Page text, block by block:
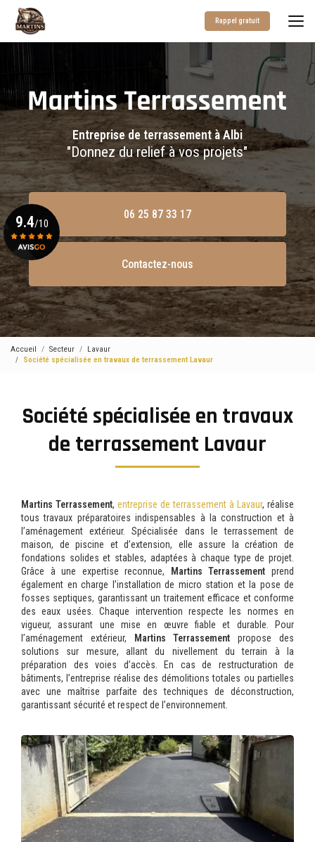
contenu
Rappel gratuit
Entreprise de terrassement à Albi
"Donnez du relief à vos projets"
06 25 87 33 17
Contactez-nous
9.4/10
Voir le certificat
Accueil Secteur
Lavaur
Société spécialisée en travaux de terrassement Lavaur
Société spécialisée en travaux
de terrassement Lavaur
Martins Terrassement, entreprise de terrassement à Lavaur, réalise
tous travaux préparatoires indispensables à la construction et à
l’aménagement extérieur. Spécialisée dans le terrassement de
maison, de piscine et d’extension, elle assure la création de
fondations solides et stables, adaptées à chaque type de projet.
Grâce à une expertise reconnue, Martins Terrassement prend
également en charge l’installation de micro station et la pose de
fosses septiques, garantissant un traitement efficace et conforme
des eaux usées. Chaque intervention respecte les normes en
vigueur, assurant une mise en œuvre fiable et durable. Pour
l’aménagement extérieur, Martins Terrassement propose des
solutions sur mesure, allant du nivellement du terrain à la
préparation des voies d’accès. En cas de restructuration de
bâtiments, l’entreprise réalise des démolitions totales ou partielles
avec une maîtrise parfaite des techniques de déconstruction,
garantissant sécurité et respect de l’environnement.